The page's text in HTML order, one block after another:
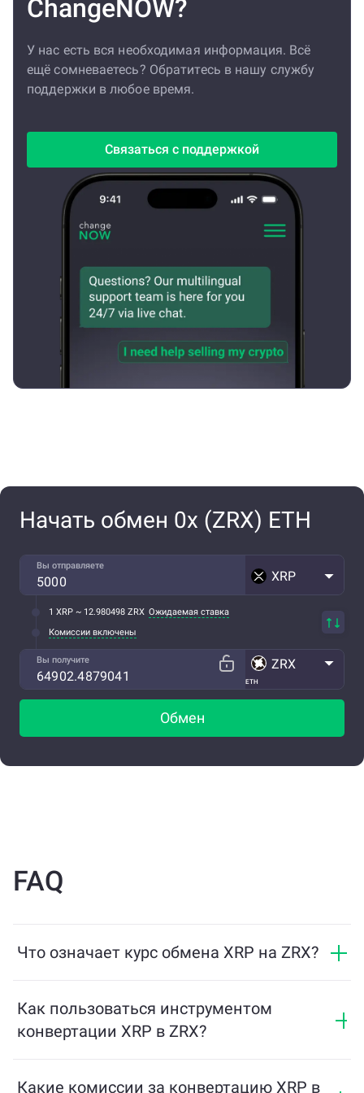
ChangeNOW?
У нас есть вся необходимая информация. Всё
ещё сомневаетесь? Обратитесь в нашу службу
поддержки в любое время.
Связаться с поддержкой
Начать обмен 0x (ZRX) ETH
Вы отправляете
XRP
1 XRP ~ 12.980498 ZRX Ожидаемая ставка
Комиссии включены
Вы получите
ETH
ZRX
Обмен
FAQ
Что означает курс обмена XRP на ZRX?
в обмен на XRP. Этот курс колеблется в
зависимости от рыночных условий, спроса и
предложения, а также ликвидности.
Как пользоваться инструментом
конвертации XRP в ZRX?
обменять, и инструмент рассчитает
Какие комиссии за конвертацию XRP в